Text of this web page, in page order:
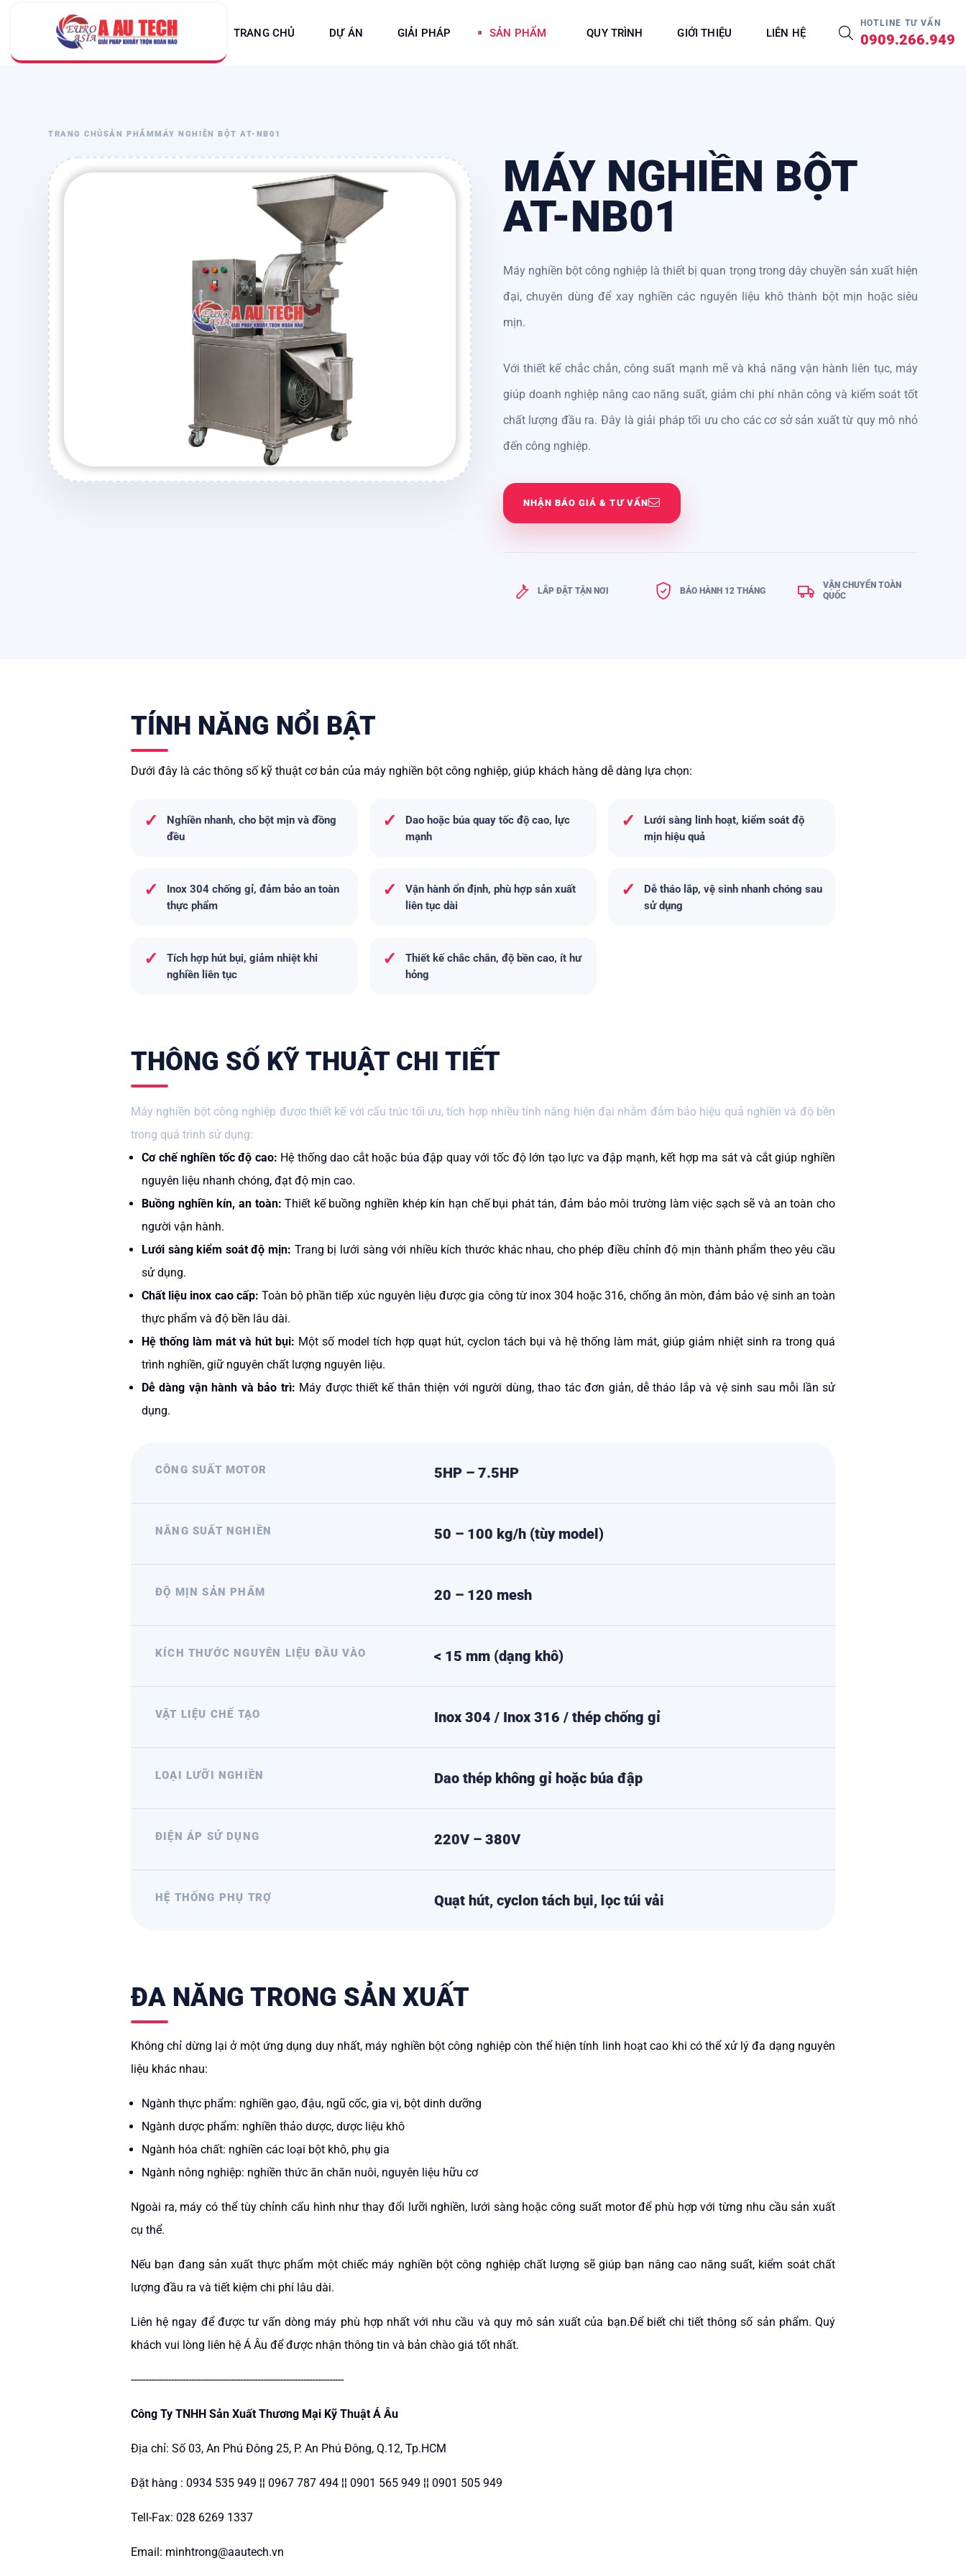
TRANG CHỦ DỰ ÁN GIẢI PHÁP SẢN PHẨM QUY TRÌNH GIỚI THIỆU LIÊN HỆ
HOTLINE TƯ VẤN
0909.266.949
TRANG CHỦSẢN PHẨMMÁY NGHIỀN BỘT AT-NB01
MÁY NGHIỀN BỘT
AT-NB01
Máy nghiền bột công nghiệp là thiết bị quan trọng trong dây chuyền sản xuất hiện
đại, chuyên dùng để xay nghiền các nguyên liệu khô thành bột mịn hoặc siêu
mịn.
Với thiết kế chắc chắn, công suất mạnh mẽ và khả năng vận hành liên tục, máy
giúp doanh nghiệp nâng cao năng suất, giảm chi phí nhân công và kiểm soát tốt
chất lượng đầu ra. Đây là giải pháp tối ưu cho các cơ sở sản xuất từ quy mô nhỏ
đến công nghiệp.
NHẬN BÁO GIÁ & TƯ VẤN
LẮP ĐẶT TẬN NƠI BẢO HÀNH 12 THÁNG
VẬN CHUYỂN TOÀN
QUỐC
TÍNH NĂNG NỔI BẬT
Dưới đây là các thông số kỹ thuật cơ bản của máy nghiền bột công nghiệp, giúp khách hàng dễ dàng lựa chọn:
✓
Nghiền nhanh, cho bột mịn và đồng
đều
✓
Dao hoặc búa quay tốc độ cao, lực
mạnh
✓
Lưới sàng linh hoạt, kiểm soát độ
mịn hiệu quả
✓
Inox 304 chống gỉ, đảm bảo an toàn
thực phẩm
✓
Vận hành ổn định, phù hợp sản xuất
liên tục dài
✓
Dễ tháo lắp, vệ sinh nhanh chóng sau
sử dụng
✓
Tích hợp hút bụi, giảm nhiệt khi
nghiền liên tục
✓
Thiết kế chắc chắn, độ bền cao, ít hư
hỏng
THÔNG SỐ KỸ THUẬT CHI TIẾT
Máy nghiền bột công nghiệp được thiết kế với cấu trúc tối ưu, tích hợp nhiều tính năng hiện đại nhằm đảm bảo hiệu quả nghiền và độ bền
trong quá trình sử dụng:
Cơ chế nghiền tốc độ cao: Hệ thống dao cắt hoặc búa đập quay với tốc độ lớn tạo lực va đập mạnh, kết hợp ma sát và cắt giúp nghiền
nguyên liệu nhanh chóng, đạt độ mịn cao.
Buồng nghiền kín, an toàn:Thiết kế buồng nghiền khép kín hạn chế bụi phát tán, đảm bảo môi trường làm việc sạch sẽ và an toàn cho
người vận hành.
Lưới sàng kiểm soát độ mịn: Trang bị lưới sàng với nhiều kích thước khác nhau, cho phép điều chỉnh độ mịn thành phẩm theo yêu cầu
sử dụng.
Chất liệu inox cao cấp: Toàn bộ phần tiếp xúc nguyên liệu được gia công từ inox 304 hoặc 316, chống ăn mòn, đảm bảo vệ sinh an toàn
thực phẩm và độ bền lâu dài.
Hệ thống làm mát và hút bụi: Một số model tích hợp quạt hút, cyclon tách bụi và hệ thống làm mát, giúp giảm nhiệt sinh ra trong quá
trình nghiền, giữ nguyên chất lượng nguyên liệu.
Dễ dàng vận hành và bảo trì: Máy được thiết kế thân thiện với người dùng, thao tác đơn giản, dễ tháo lắp và vệ sinh sau mỗi lần sử
dụng.
CÔNG SUẤT MOTOR 5HP – 7.5HP
NĂNG SUẤT NGHIỀN 50 – 100 kg/h (tùy model)
ĐỘ MỊN SẢN PHẨM 20 – 120 mesh
KÍCH THƯỚC NGUYÊN LIỆU ĐẦU VÀO < 15 mm (dạng khô)
VẬT LIỆU CHẾ TẠO Inox 304 / Inox 316 / thép chống gỉ
LOẠI LƯỠI NGHIỀN Dao thép không gỉ hoặc búa đập
ĐIỆN ÁP SỬ DỤNG 220V – 380V
HỆ THỐNG PHỤ TRỢ Quạt hút, cyclon tách bụi, lọc túi vải
ĐA NĂNG TRONG SẢN XUẤT
Không chỉ dừng lại ở một ứng dụng duy nhất, máy nghiền bột công nghiệp còn thể hiện tính linh hoạt cao khi có thể xử lý đa dạng nguyên
liệu khác nhau:
Ngành thực phẩm: nghiền gạo, đậu, ngũ cốc, gia vị, bột dinh dưỡng
Ngành dược phẩm: nghiền thảo dược, dược liệu khô
Ngành hóa chất: nghiền các loại bột khô, phụ gia
Ngành nông nghiệp: nghiền thức ăn chăn nuôi, nguyên liệu hữu cơ
Ngoài ra, máy có thể tùy chỉnh cấu hình như thay đổi lưỡi nghiền, lưới sàng hoặc công suất motor để phù hợp với từng nhu cầu sản xuất
cụ thể.
Nếu bạn đang sản xuất thực phẩm một chiếc máy nghiền bột công nghiệp chất lượng sẽ giúp bạn nâng cao năng suất, kiểm soát chất
lượng đầu ra và tiết kiệm chi phí lâu dài.
Liên hệ ngay để được tư vấn dòng máy phù hợp nhất với nhu cầu và quy mô sản xuất của bạn.Để biết chi tiết thông số sản phẩm. Quý
khách vui lòng liên hệ Á Âu để được nhận thông tin và bản chào giá tốt nhất.
--------------------------------------------------------------------------
Công Ty TNHH Sản Xuất Thương Mại Kỹ Thuật Á Âu
Địa chỉ: Số 03, An Phú Đông 25, P. An Phú Đông, Q.12, Tp.HCM
Đặt hàng : 0934 535 949 ¦¦ 0967 787 494 ¦¦ 0901 565 949 ¦¦ 0901 505 949
Tell-Fax: 028 6269 1337
Email: minhtrong@aautech.vn